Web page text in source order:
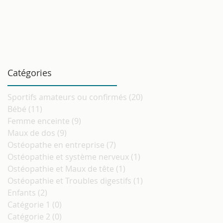
Catégories
Sportifs amateurs ou confirmés (20)
Bébé (11)
Femme enceinte (9)
Maux de dos (9)
Ostéopathe en entreprise (7)
Ostéopathie et système nerveux (1)
Ostéopathie et Maux de tête (1)
Ostéopathie et Troubles digestifs (1)
Enfants (2)
Catégorie 1 (0)
Catégorie 2 (0)